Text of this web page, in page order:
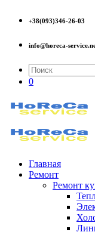
+38(093)346-26-03
info@horeca-
0
Главная
Ремонт
Ремонт